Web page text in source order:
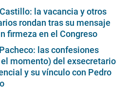
la vacancia y otros
rondan tras su mensaje
firmeza en el Congreso
las confesiones
momento) del exsecretario
y su vínculo con Pedro